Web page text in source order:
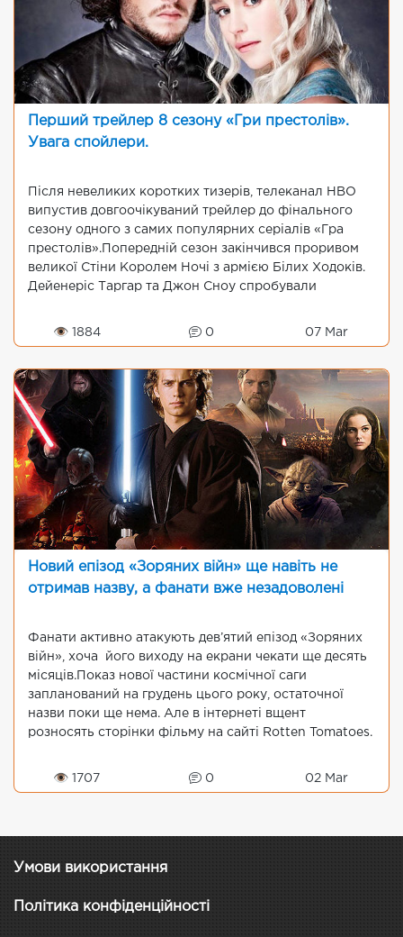
Перший трейлер 8 сезону «Гри престолів».
Увага спойлери.
Після невеликих коротких тизерів, телеканал НВО
випустив довгоочікуваний трейлер до фінального
сезону одного з самих популярних серіалів «Гра
престолів».Попередній сезон закінчився проривом
великої Стіни Королем Ночі з армією Білих Ходоків.
Дейенеріс Таргар та Джон Сноу спробували
👁 1884 0 07 Mar
Новий епізод «Зоряних війн» ще навіть не
отримав назву, а фанати вже незадоволені
Фанати активно атакують дев’ятий епізод «Зоряних
війн», хоча його виходу на екрани чекати ще десять
місяців.Показ нової частини космічної саги
запланований на грудень цього року, остаточної
назви поки ще нема. Але в інтернеті вщент
розносять сторінки фільму на сайті Rotten Tomatoes.
👁 1707 0 02 Mar
Умови використання
Політика конфіденційності